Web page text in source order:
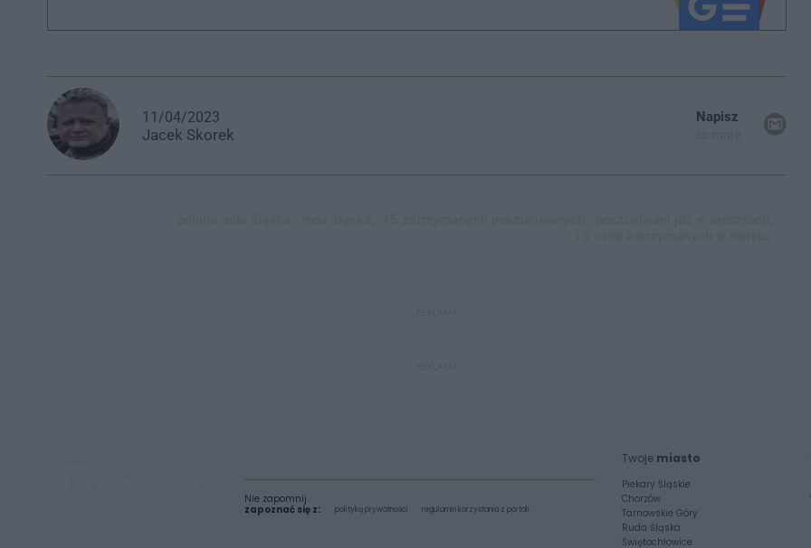
11/04/2023
Jacek Skorek
Napisz
Nie zapomnij
zapoznać się z:
polityką prywatności regulamin korzystania z portali
Twoje miasto
Piekary Śląskie
Chorzów
Tarnowskie Góry
Ruda Śląska
Świętochłowice